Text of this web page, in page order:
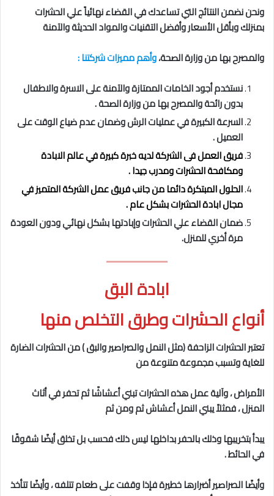
ونحن نضمن النتائج التي تساعدك في القضاء نهائياً علي الحشرات
بمنزلك وبأقل الأسعار وأفضل التقنيات والمواد الحديثة والآمنة
والمصرح بها من وزارة الصحة،وأهم مميزات شركتنا :
نستخدم أجود الخامات الممتازة والآمنة على الاسرة والاطفال
بدون رائحة والمصرح بها من وزارة الصحة .
السرعة الكبيرة في عمليات الرش وضمان عدم ضياع الوقت على
العميل .
فريق العمل فى الشركة لديه خبرة كبيرة في عالم الابادة
ومكافحة الحشرات ومدرب جيدا .
الحلول المبتكرة دائما من جانب فريق عمل الشركة المتميز في
مجال ابادة الحشرات بشكل عام .
ضمان القضاء علي الحشرات وإبادتها بشكل نهائي ودون العودة
مرة أخري للمنزل.
ابادة البق
أنواع الحشرات وطرق التخلص منها
تعتبر الحشرات الزاحفة (مثل النمل والصراصير والبق ) من الحشرات الضارة
للغاية وتسبب مجموعة متنوعة من
الأمراض ، وآلية عمل هذه الحشرات تبني أعشاشًا ثم تحفر في أثاث
المنزل ، فمثلاً يبني النمل أعشاش ثم ومن ثم
يبدأ بتخريبها وذلك بالحفر بداخلها ليس ذلك فحسب بل تخلق أيضًا شقوقًا
في الحائط .
وأيضًا الصراصير أضرارها خطيرة فإذا وقفت على طعام تتلفه ، وأيضًا تتأخذ